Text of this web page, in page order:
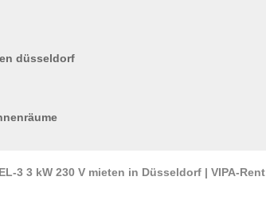
düsseldorf
3 3 kW 230 V mieten in Düsseldorf | VIPA-Rent